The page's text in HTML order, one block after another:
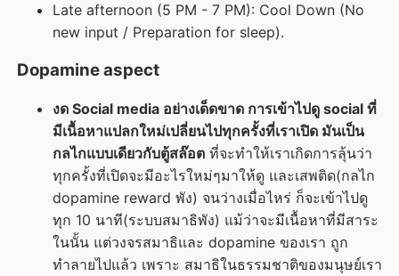
Late afternoon (5 PM - 7 PM): Cool Down (No
new input / Preparation for sleep).
Dopamine aspect
งด Social media อย่างเด็ดขาด การเข้าไปดู social ที่
มีเนื้อหาแปลกใหม่เปลี่ยนไปทุกครั้งที่เราเปิด มันเป็น
กลไกแบบเดียวกับตู้สล๊อตที่จะทำให้เราเกิดการลุ้นว่า
ทุกครั้งที่เปิดจะมีอะไรใหม่ๆมาให้ดู และเสพติด(กลไก
dopamine reward พัง) จนว่างเมื่อไหร่ ก็จะเข้าไปดู
ทุก 10 นาที(ระบบสมาธิพัง) แม้ว่าจะมีเนื้อหาที่มีสาระ
ในนั้น แต่วงจรสมาธิและ dopamine ของเรา ถูก
ทำลายไปแล้ว เพราะ สมาธิในธรรมชาติของมนุษย์เรา